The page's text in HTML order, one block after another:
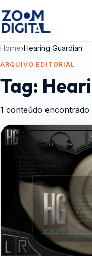
Home›Hearing Guardian
ARQUIVO EDITORIAL
Tag:
1 conteúdo encontrado